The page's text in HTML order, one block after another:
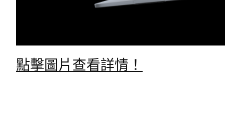
點擊圖片查看詳情！